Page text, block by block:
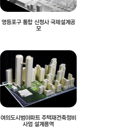
영등포구 통합 신청사 국제설계공
모
여의도시범아파트 주택재건축정비
사업 설계용역